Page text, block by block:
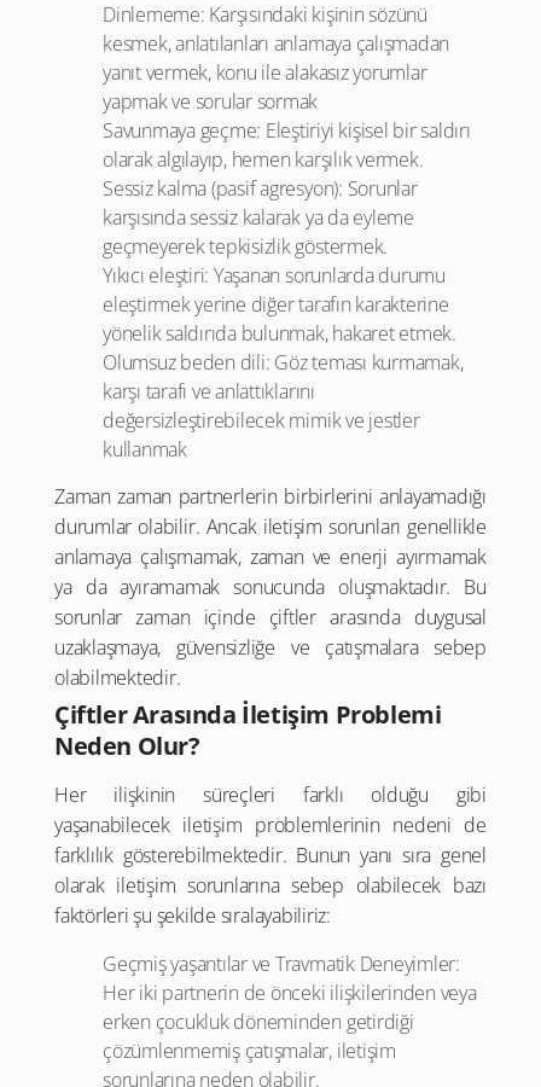
Dinlememe: Karşısındaki kişinin sözünü
kesmek, anlatılanları anlamaya çalışmadan
yanıt vermek, konu ile alakasız yorumlar
yapmak ve sorular sormak
Savunmaya geçme: Eleştiriyi kişisel bir saldırı
olarak algılayıp, hemen karşılık vermek.
Sessiz kalma (pasif agresyon): Sorunlar
karşısında sessiz kalarak ya da eyleme
geçmeyerek tepkisizlik göstermek.
Yıkıcı eleştiri: Yaşanan sorunlarda durumu
eleştirmek yerine diğer tarafın karakterine
yönelik saldırıda bulunmak, hakaret etmek.
Olumsuz beden dili: Göz teması kurmamak,
karşı tarafı ve anlattıklarını
değersizleştirebilecek mimik ve jestler
kullanmak
Zaman zaman partnerlerin birbirlerini anlayamadığı
durumlar olabilir. Ancak iletişim sorunları genellikle
anlamaya çalışmamak, zaman ve enerji ayırmamak
ya da ayıramamak sonucunda oluşmaktadır. Bu
sorunlar zaman içinde çiftler arasında duygusal
uzaklaşmaya, güvensizliğe ve çatışmalara sebep
olabilmektedir.
Çiftler Arasında İletişim Problemi
Neden Olur?
Her ilişkinin süreçleri farklı olduğu gibi
yaşanabilecek iletişim problemlerinin nedeni de
farklılık gösterebilmektedir. Bunun yanı sıra genel
olarak iletişim sorunlarına sebep olabilecek bazı
faktörleri şu şekilde sıralayabiliriz:
Geçmiş yaşantılar ve Travmatik Deneyimler:
Her iki partnerin de önceki ilişkilerinden veya
erken çocukluk döneminden getirdiği
çözümlenmemiş çatışmalar, iletişim
sorunlarına neden olabilir.